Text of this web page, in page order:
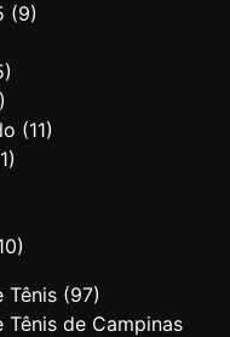
(9)
(11)
Tênis (97)
de Campinas